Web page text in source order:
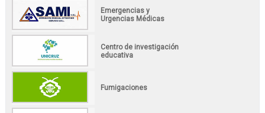
Emergencias y
Urgencias Médicas
Centro de investigación
educativa
Fumigaciones